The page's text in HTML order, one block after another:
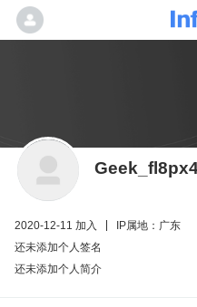
2020-12-11 加入
IP属地：广东
还未添加个人签名
还未添加个人简介